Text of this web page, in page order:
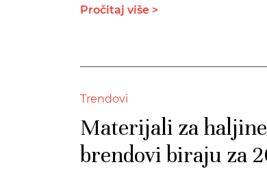
Pročitaj više >
Trendovi
Materijali za
brendovi biraju za